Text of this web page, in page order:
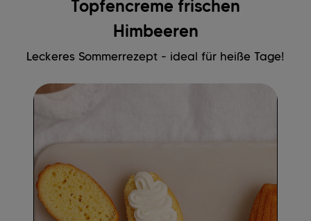
Topfencreme frischen
Himbeeren
Leckeres Sommerrezept - ideal für heiße Tage!